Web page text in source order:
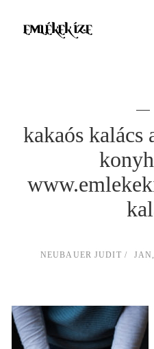
kakaós kalács
NEUBAUER JUDIT